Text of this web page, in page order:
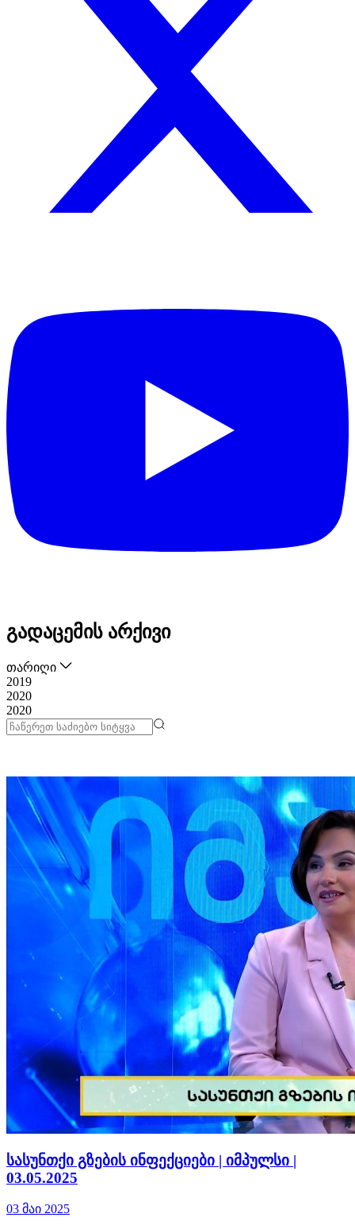
გადაცემის არქივი
თარიღი
2019
2020
2020
სასუნთქი გზების ინფექციები | იმპულსი |
03.05.2025
03 მაი 2025